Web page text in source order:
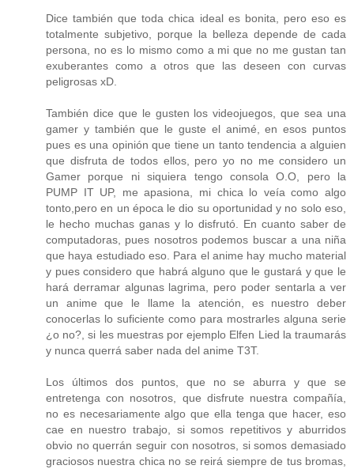
Dice también que toda chica ideal es bonita, pero eso es
totalmente subjetivo, porque la belleza depende de cada
persona, no es lo mismo como a mi que no me gustan tan
exuberantes como a otros que las deseen con curvas
peligrosas xD.
También dice que le gusten los videojuegos, que sea una
gamer y también que le guste el animé, en esos puntos
pues es una opinión que tiene un tanto tendencia a alguien
que disfruta de todos ellos, pero yo no me considero un
Gamer porque ni siquiera tengo consola O.O, pero la
PUMP IT UP, me apasiona, mi chica lo veía como algo
tonto,pero en un época le dio su oportunidad y no solo eso,
le hecho muchas ganas y lo disfrutó. En cuanto saber de
computadoras, pues nosotros podemos buscar a una niña
que haya estudiado eso. Para el anime hay mucho material
y pues considero que habrá alguno que le gustará y que le
hará derramar algunas lagrima, pero poder sentarla a ver
un anime que le llame la atención, es nuestro deber
conocerlas lo suficiente como para mostrarles alguna serie
¿o no?, si les muestras por ejemplo Elfen Lied la traumarás
y nunca querrá saber nada del anime T3T.
Los últimos dos puntos, que no se aburra y que se
entretenga con nosotros, que disfrute nuestra compañía,
no es necesariamente algo que ella tenga que hacer, eso
cae en nuestro trabajo, si somos repetitivos y aburridos
obvio no querrán seguir con nosotros, si somos demasiado
graciosos nuestra chica no se reirá siempre de tus bromas,